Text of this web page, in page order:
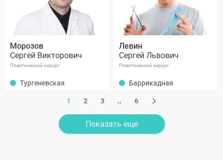
Морозов
Сергей Викторович
Пластический хирург
Тургеневская
Левин
Сергей Львович
Пластический хирург
Баррикадная
1 2 3 .. 6
Показать еще